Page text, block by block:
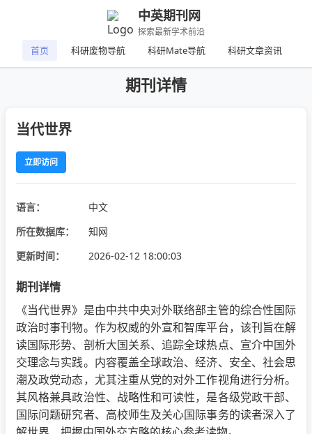
中英期刊网
探索最新学术前沿
首页 科研废物导航 科研Mate导航 科研文章资讯
期刊详情
当代世界
立即访问
语言：
中文
所在数据库：
知网
更新时间：
2026-02-12 18:00:03
期刊详情
《当代世界》是由中共中央对外联络部主管的综合性国际
政治时事刊物。作为权威的外宣和智库平台，该刊旨在解
读国际形势、剖析大国关系、追踪全球热点、宣介中国外
交理念与实践。内容覆盖全球政治、经济、安全、社会思
潮及政党动态，尤其注重从党的对外工作视角进行分析。
其风格兼具政治性、战略性和可读性，是各级党政干部、
国际问题研究者、高校师生及关心国际事务的读者深入了